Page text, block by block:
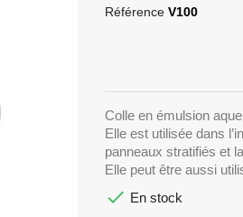
Référence V100
Colle en émulsion
Elle est utilisée dans
panneaux stratifiés et
Elle peut être aussi
 En stock